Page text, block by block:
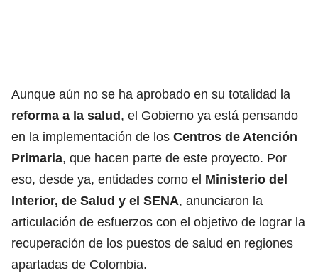
Aunque aún no se ha aprobado en su totalidad la
reforma a la salud, el Gobierno ya está pensando
en la implementación de los Centros de Atención
Primaria, que hacen parte de este proyecto. Por
eso, desde ya, entidades como el Ministerio del
Interior, de Salud y el SENA, anunciaron la
articulación de esfuerzos con el objetivo de lograr la
recuperación de los puestos de salud en regiones
apartadas de Colombia.